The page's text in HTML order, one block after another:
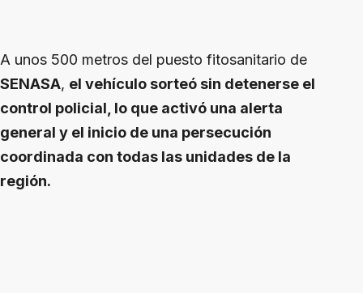
A unos 500 metros del puesto fitosanitario de
SENASA, el vehículo sorteó sin detenerse el
control policial, lo que activó una alerta
general y el inicio de una persecución
coordinada con todas las unidades de la
región.